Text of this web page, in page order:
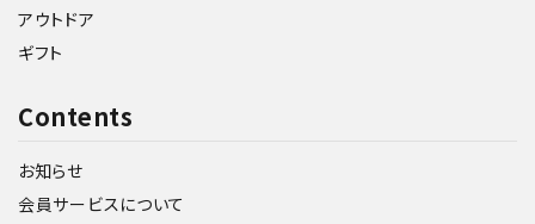
アウトドア
ギフト
Contents
お知らせ
会員サービスについて